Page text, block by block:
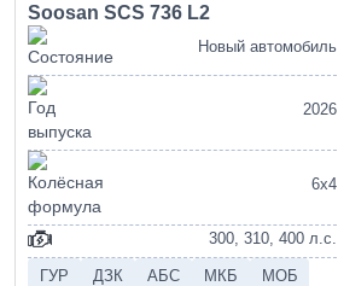
Soosan SCS 736 L2
Новый автомобиль
2026
6х4
300, 310, 400 л.с.
ГУР ДЗК АБС МКБ
МОБ